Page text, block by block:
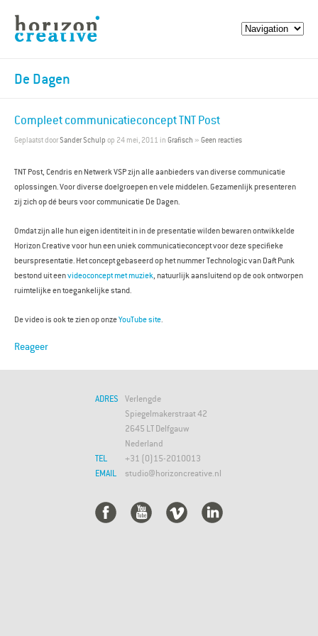
De Dagen
Compleet communicatieconcept TNT Post
Geplaatst doorSander Schulp op 24 mei, 2011 in Grafisch » Geen reacties
TNT Post, Cendris en Netwerk VSP zijn alle aanbieders van diverse communicatie
oplossingen. Voor diverse doelgroepen en vele middelen. Gezamenlijk presenteren
zij zich op dé beurs voor communicatie De Dagen.
Omdat zijn alle hun eigen identiteit in in de presentatie wilden bewaren ontwikkelde
Horizon Creative voor hun een uniek communicatieconcept voor deze specifieke
beurspresentatie. Het concept gebaseerd op het nummer Technologic van Daft Punk
bestond uit eenvideoconcept met muziek , natuurlijk aansluitend op de ook ontworpen
ruimtelijke en toegankelijke stand.
De video is ook te zien op onzeYouTube site
Reageer
ADRES
TEL
EMAIL
Verlengde
Spiegelmakerstraat 42
2645 LT Delfgauw
Nederland
+31 (0)15-2010013
studio@horizoncreative.nl